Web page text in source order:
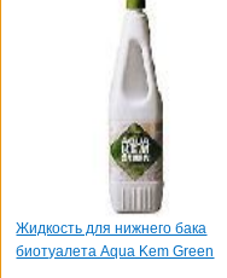
Жидкость для нижнего бака
биотуалета Aqua Kem Green